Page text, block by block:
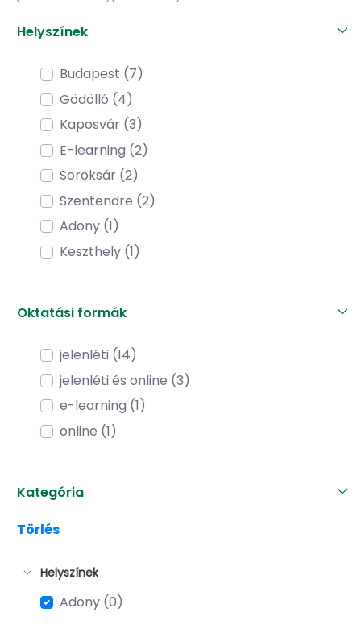
Helyszínek
Budapest (7)
Gödöllő (4)
Kaposvár (3)
E-learning (2)
Soroksár (2)
Szentendre (2)
Adony (1)
Keszthely (1)
Oktatási formák
jelenléti (14)
jelenléti és online (3)
e-learning (1)
online (1)
Kategória
Törlés
Helyszínek
Adony (0)